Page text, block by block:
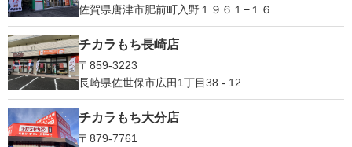
佐賀県唐津市肥前町入野１９６１−１６
チカラもち長崎店
〒859-3223
長崎県佐世保市広田1丁目38 - 12
チカラもち大分店
〒879-7761